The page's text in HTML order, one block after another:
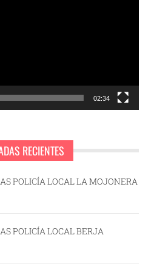
02:34
RECIENTES
POLICÍA LOCAL LA MOJONERA
POLICÍA LOCAL BERJA